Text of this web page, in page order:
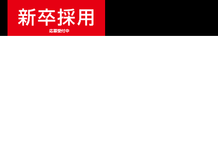
販売価格¥48,400（税込）